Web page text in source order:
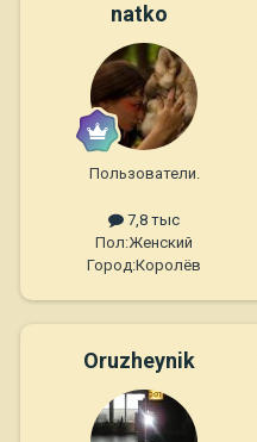
natko
Пользователи.
7,8 тыс
Пол:Женский
Город:Королёв
Oruzheynik